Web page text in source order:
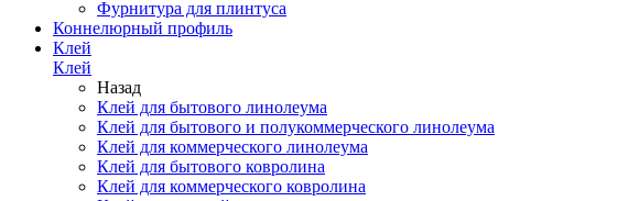
Фурнитура для плинтуса
Коннелюрный профиль
Клей
Клей
Назад
Клей для бытового линолеума
Клей для бытового и полукоммерческого линолеума
Клей для коммерческого линолеума
Клей для бытового ковролина
Клей для коммерческого ковролина